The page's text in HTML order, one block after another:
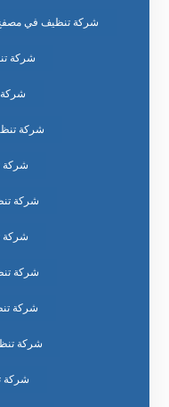
شركة تنظيف في
شركة
شركة
شركة
شركة
شركة
شركة
شركة
شركة
شركة